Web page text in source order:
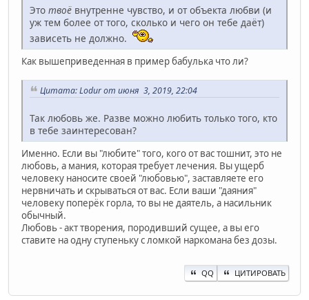
Это твоё внутренне чувство, и от объекта любви (и
уж тем более от того, сколько и чего он тебе даёт)
зависеть не должно.
Как вышеприведенная в пример бабулька что ли?
Цитата: Lodur от июня 3, 2019, 22:04
Так любовь же. Разве можно любить только того, кто
в тебе заинтересован?
Именно. Если вы "любите" того, кого от вас тошнит, это не
любовь, а мания, которая требует лечения. Вы ущерб
человеку наносите своей "любовью", заставляете его
нервничать и скрываться от вас. Если ваши "даяния"
человеку поперёк горла, то вы не даятель, а насильник
обычный.
Любовь - акт творения, породивший сущее, а вы его
ставите на одну ступеньку с ломкой наркомана без дозы.
QQ ЦИТИРОВАТЬ